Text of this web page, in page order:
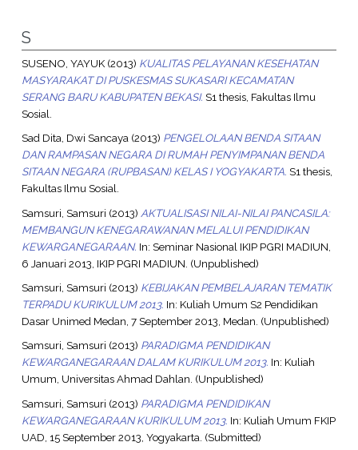
S
SUSENO, YAYUK(2013) KUALITAS PELAYANAN KESEHATAN
MASYARAKAT DI PUSKESMAS SUKASARI KECAMATAN
SERANG BARU KABUPATEN BEKASI. S1 thesis, Fakultas Ilmu
Sosial.
Sad Dita, Dwi Sancaya(2013) PENGELOLAAN BENDA SITAAN
DAN RAMPASAN NEGARA DI RUMAH PENYIMPANAN BENDA
SITAAN NEGARA (RUPBASAN) KELAS I YOGYAKARTA. S1 thesis,
Fakultas Ilmu Sosial.
Samsuri, Samsuri (2013) AKTUALISASI NILAI-NILAI PANCASILA:
MEMBANGUN KENEGARAWANAN MELALUI PENDIDIKAN
KEWARGANEGARAAN. In: Seminar Nasional IKIP PGRI MADIUN,
6 Januari 2013, IKIP PGRI MADIUN. (Unpublished)
Samsuri, Samsuri (2013) KEBIJAKAN PEMBELAJARAN TEMATIK
TERPADU KURIKULUM 2013. In: Kuliah Umum S2 Pendidikan
Dasar Unimed Medan, 7 September 2013, Medan. (Unpublished)
Samsuri, Samsuri (2013) PARADIGMA PENDIDIKAN
KEWARGANEGARAAN DALAM KURIKULUM 2013. In: Kuliah
Umum, Universitas Ahmad Dahlan. (Unpublished)
Samsuri, Samsuri (2013) PARADIGMA PENDIDIKAN
KEWARGANEGARAAN KURIKULUM 2013. In: Kuliah Umum FKIP
UAD, 15 September 2013, Yogyakarta. (Submitted)